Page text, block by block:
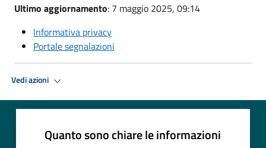
Ultimo aggiornamento: 7 maggio 2025, 09:14
Informativa privacy
Portale segnalazioni
Vedi azioni
Quanto sono chiare le informazioni